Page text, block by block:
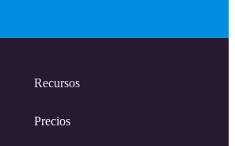
Recursos
Precios